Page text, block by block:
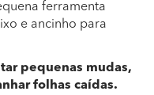
ferramenta
e ancinho para
pequenas mudas,
folhas caídas.